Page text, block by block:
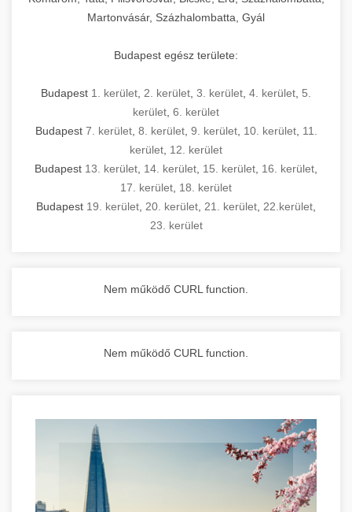
Martonvásár, Százhalombatta, Gyál
Budapest egész területe:
Budapest 1. kerület 2. kerület 3. kerület 4. kerület 5.
kerület 6. kerület
Budapest 7. kerület, 8. kerület, 9. kerület, 10. kerület, 11.
kerület 12. kerület
Budapest 13. kerület 14. kerület 15. kerület 16. kerület
17. kerület 18. kerület
Budapest 19. kerület 20. kerület 21. kerület 22.kerület
23. kerület
Nem működő CURL function.
Nem működő CURL function.